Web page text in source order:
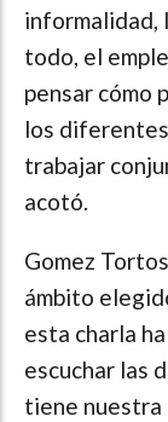
informalidad,
todo, el
pensar cómo
los
trabajar
acotó.
Gomez
ámbito
esta charla
escuchar las
tiene nuestra